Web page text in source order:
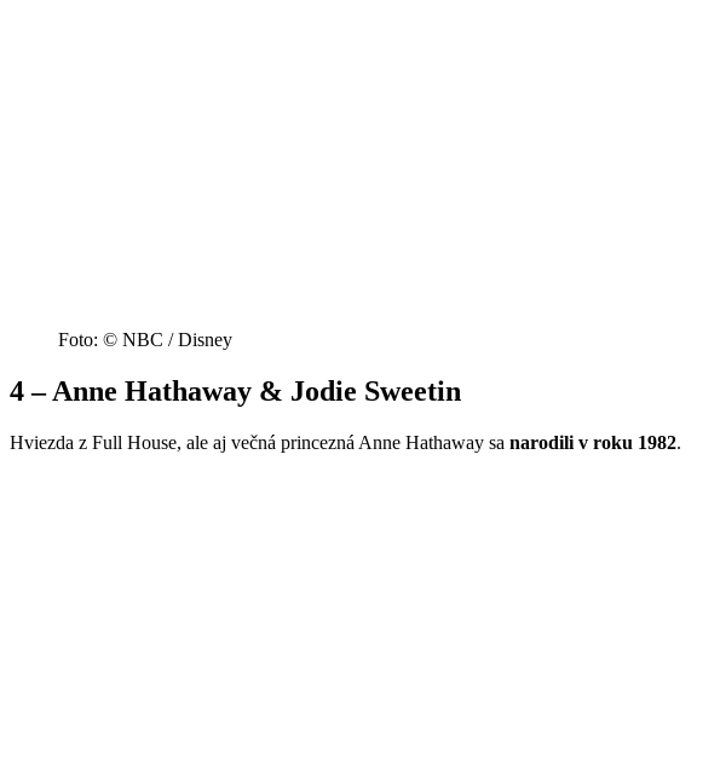
Foto: © NBC / Disney
4 – Anne Hathaway & Jodie Sweetin
Hviezda z Full House, ale aj večná princezná Anne Hathaway sa narodili v roku 1982.